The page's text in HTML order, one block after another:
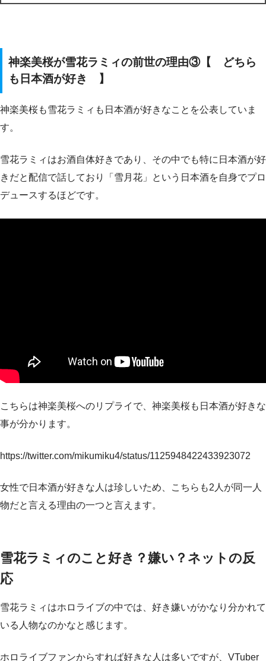
神楽美桜が雪花ラミィの前世の理由③【 どちら
も日本酒が好き 】
神楽美桜も雪花ラミィも日本酒が好きなことを公表していま
す。
雪花ラミィはお酒自体好きであり、その中でも特に日本酒が好
きだと配信で話しており「雪月花」という日本酒を自身でプロ
デュースするほどです。
こちらは神楽美桜へのリプライで、神楽美桜も日本酒が好きな
事が分かります。
https://twitter.com/mikumiku4/status/1125948422433923072
女性で日本酒が好きな人は珍しいため、こちらも2人が同一人
物だと言える理由の一つと言えます。
雪花ラミィのこと好き？嫌い？ネットの反
応
雪花ラミィはホロライブの中では、好き嫌いがかなり分かれて
いる人物なのかなと感じます。
ホロライブファンからすれば好きな人は多いですが、VTuber